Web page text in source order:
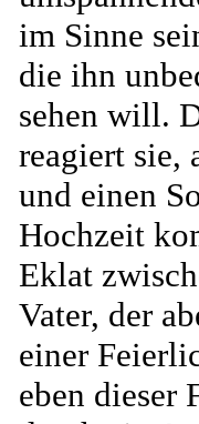
im Sinne
die ihn
sehen will.
reagiert sie,
und einen
Hochzeit
Eklat
Vater, der
einer
eben